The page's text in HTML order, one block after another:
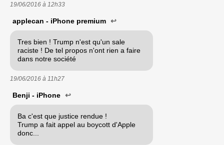
19/06/2016 à 12h33
applecan - iPhone premium ↩
Tres bien ! Trump n'est qu'un sale
raciste ! De tel propos n'ont rien a faire
dans notre société
19/06/2016 à 11h27
Benji - iPhone ↩
Ba c'est que justice rendue !
Trump a fait appel au boycott d'Apple
donc...